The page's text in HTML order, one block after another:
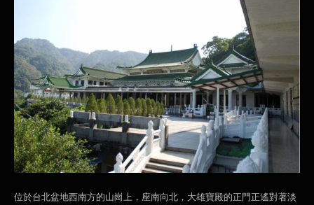
位於台北盆地西南方的山崗上，座南向北，大雄寶殿的正門正遙對著淡